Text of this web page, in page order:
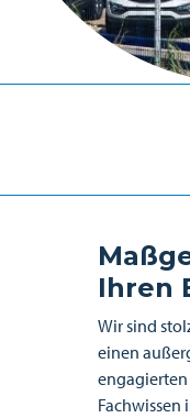
Ihren
Wir sind
einen